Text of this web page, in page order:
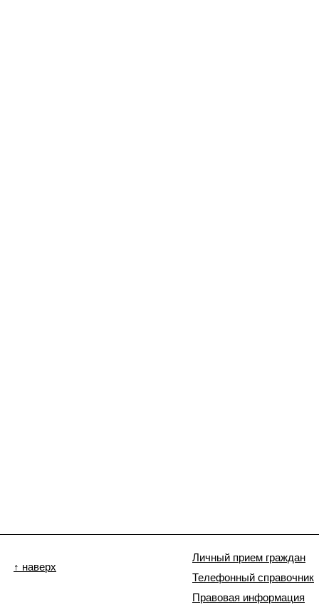
↑ наверх
Личный прием граждан
Телефонный справочник
Правовая информация